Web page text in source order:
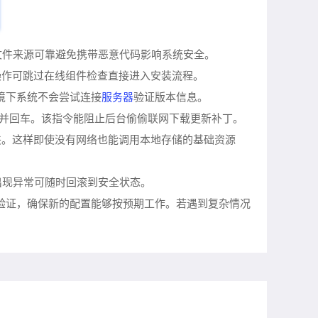
来源可靠避免携带恶意代码影响系统安全。
可跳过在线组件检查直接进入安装流程。
下系统不会尝试连接服务器验证版本信息。
车。该指令能阻止后台偷偷联网下载更新补丁。
这样即使没有网络也能调用本地存储的基础资源
异常可随时回滚到安全状态。
，确保新的配置能够按预期工作。若遇到复杂情况